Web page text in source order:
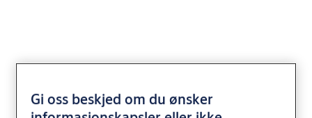
Yale DOT
Gi oss beskjed om du ønsker